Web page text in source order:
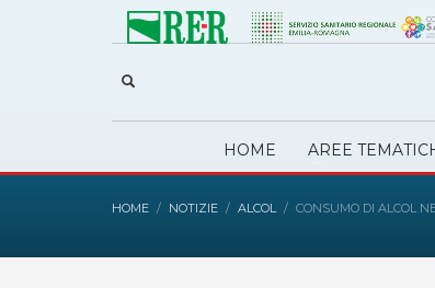
HOME AREE
HOME NOTIZIE ALCOL CONSUMO DI ALCOL